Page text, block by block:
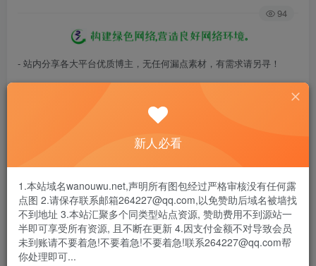
94
- 站内分享各大平台优质博主，无任何漏点素材，有需求请另寻！
- 百度网盘提示提取码错误，请更换浏览器重试，这是百度网盘版本问
- 遇见解压密码不对、无法解压，请查看
- 资源失效/充值未到账/账号解禁...等问题请《提交工单》
新人必看
1.本站域名wanouwu.net,声明所有图包经过严格审核没有任何露
点图 2.请保存联系邮箱264227@qq.com,以免赞助后域名被墙找
不到地址 3.本站汇聚多个同类型站点资源, 赞助费用不到源站一
半即可享受所有资源, 且不断在更新 4.因支付金额不对导致会员
未到账请不要着急!不要着急!不要着急!联系264227@qq.com帮
你处理即可...